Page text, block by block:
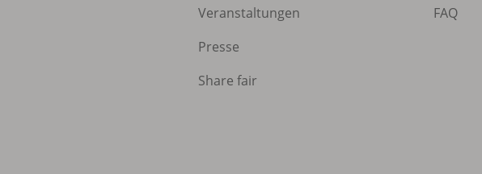
Veranstaltungen
Presse
Share fair
FAQ